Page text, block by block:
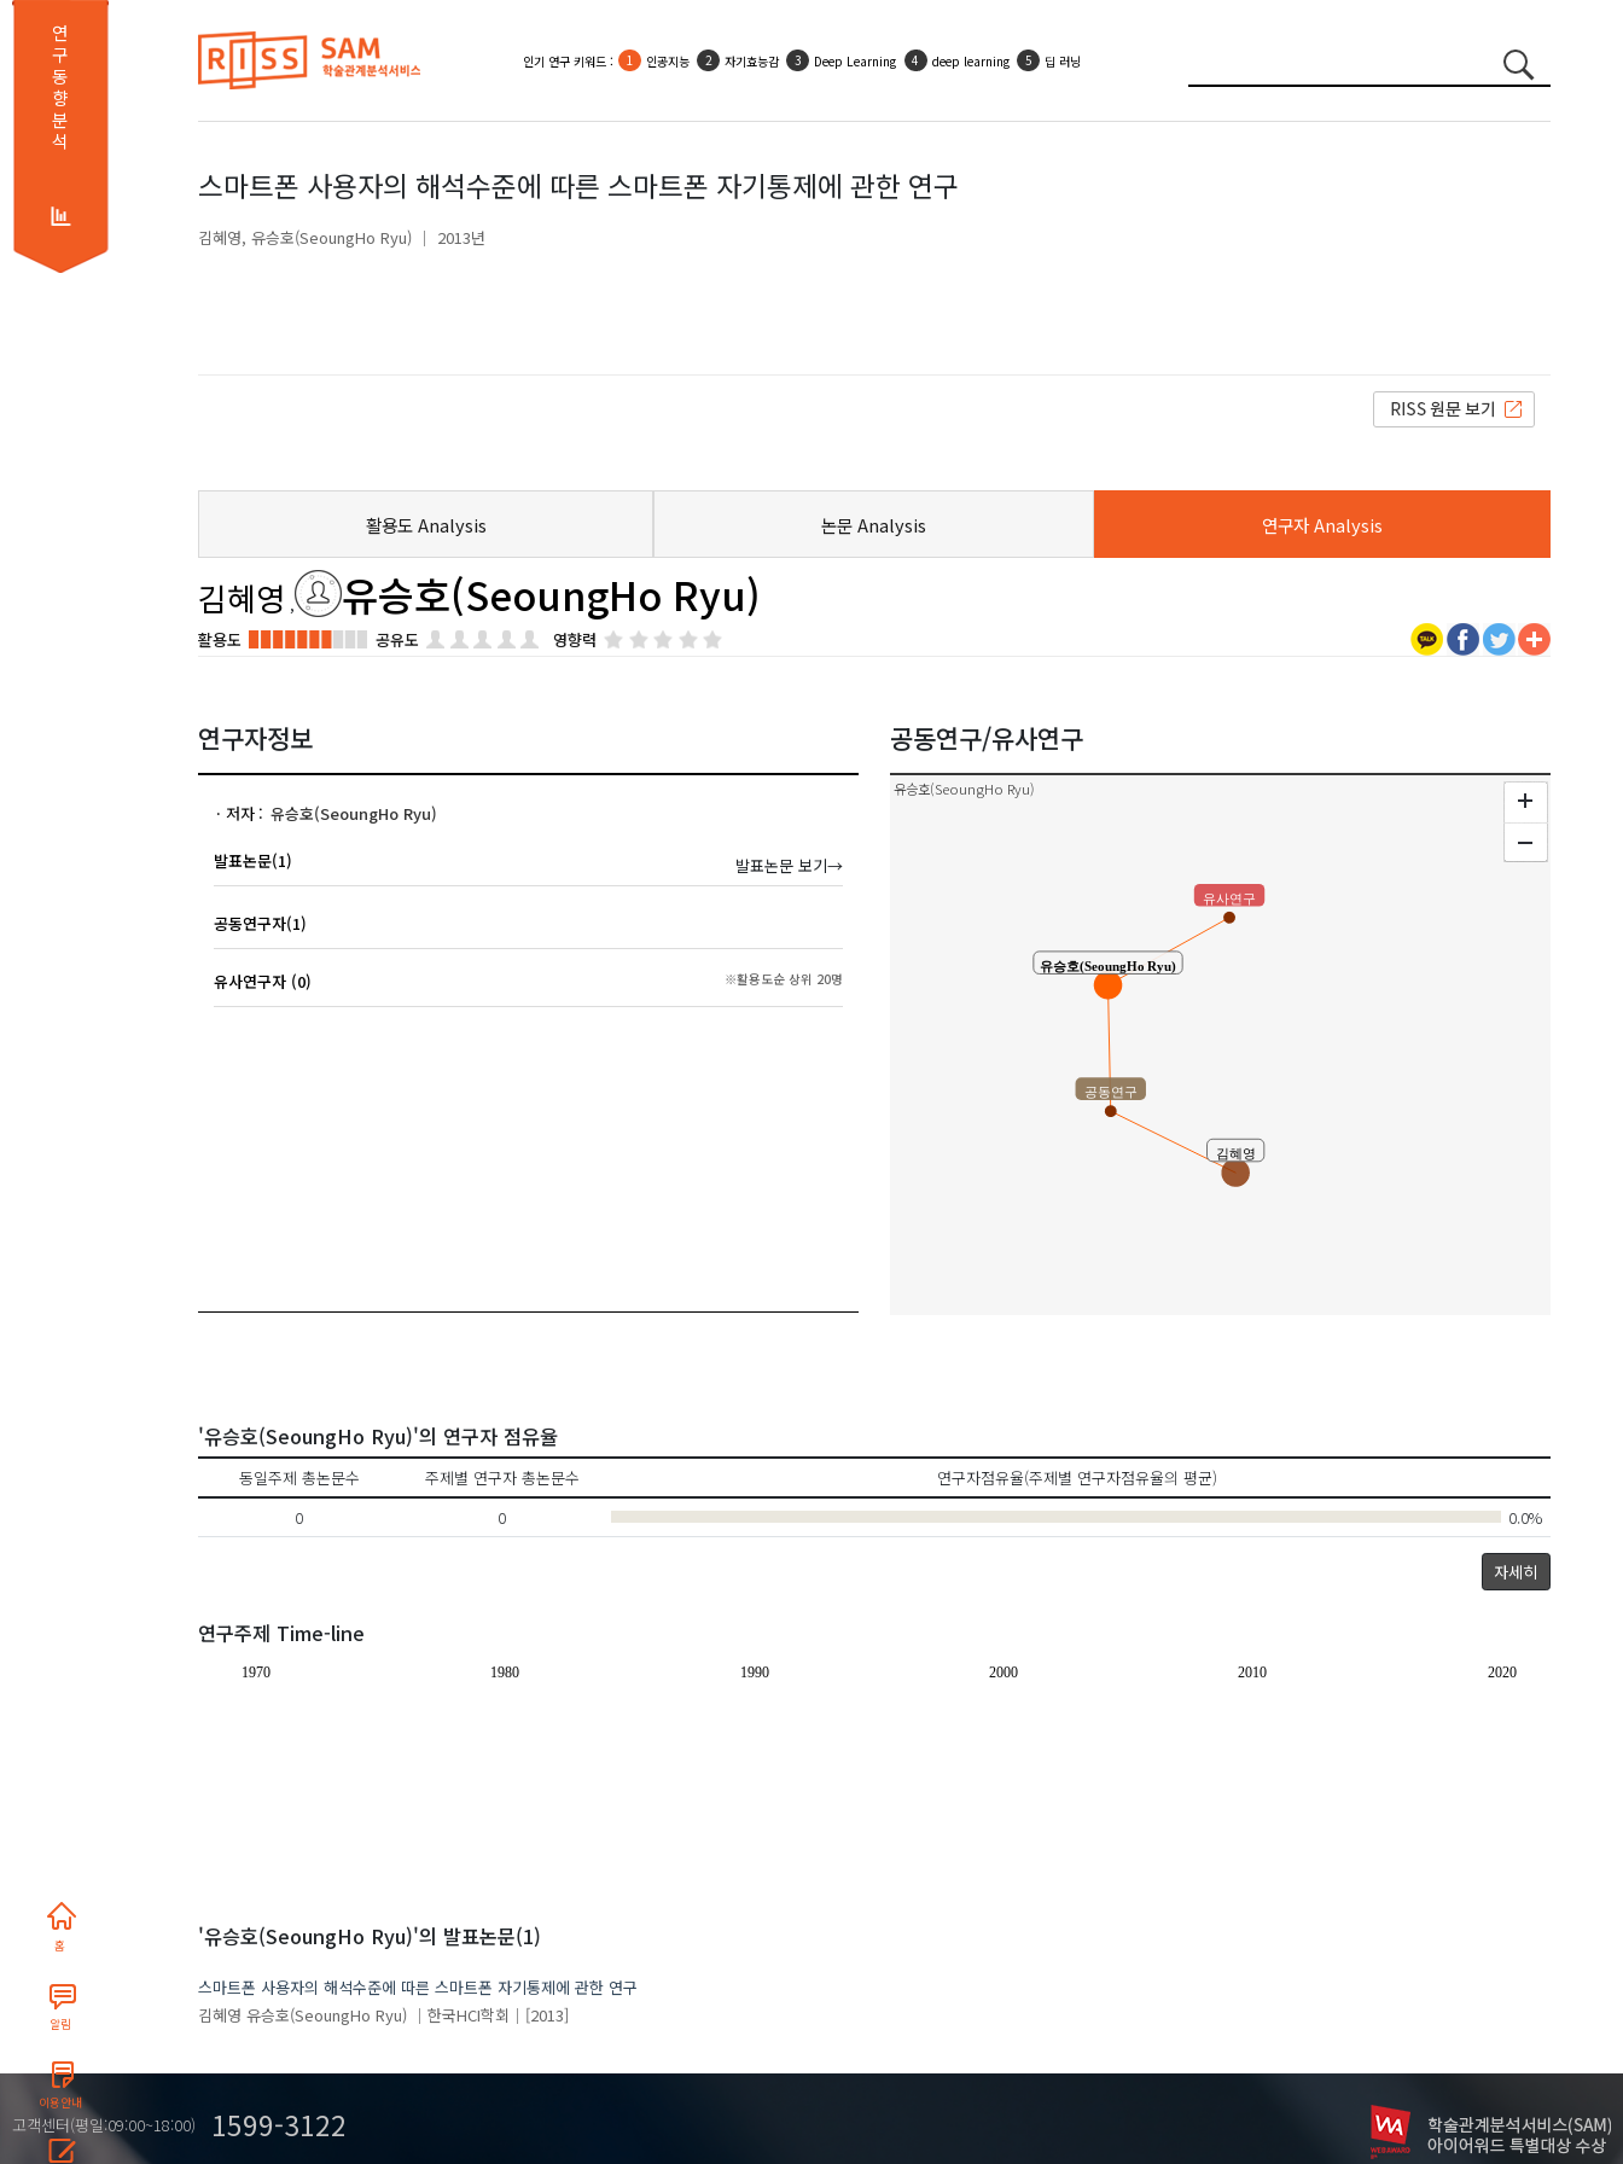
연
구
동
향
분
석
홈
알림
이용안내
인기 연구 키워드 : 인공지능 자기효능감 Deep Learning deep learning 딥 러닝
스마트폰 사용자의 해석수준에 따른 스마트폰 자기통제에 관한 연구
김혜영 유승호(SeoungHo Ryu) 2013년
활용도 Analysis 논문 Analysis 연구자 Analysis
김혜영 유승호(SeoungHo Ryu)
활용도 공유도 영향력
연구자정보
저자 유승호(SeoungHo Ryu)
발표논문(1) 발표논문 보기→
공동연구자(1)
유사연구자 (0) ※활용도순 상위 20명
공동연구/유사연구
유승호(SeoungHo Ryu)
김혜영
유승호(SeoungHo Ryu)
공동연구
유사연구
'유승호(SeoungHo Ryu)'의 연구자 점유율
동일주제 총논문수 주제별 연구자 총논문수
연구자점유율(주제별 연구자점유율의 평균)
0
0 0.0%
자세히
연구주제 Time-line
1970 1980 1990 2000 2010 2020
'유승호(SeoungHo Ryu)'의 발표논문(1)
스마트폰 사용자의 해석수준에 따른 스마트폰 자기통제에 관한 연구
김혜영 유승호(SeoungHo Ryu) 한국HCI학회 [2013]
고객센터(평일:09:00~18:00) 1599-3122